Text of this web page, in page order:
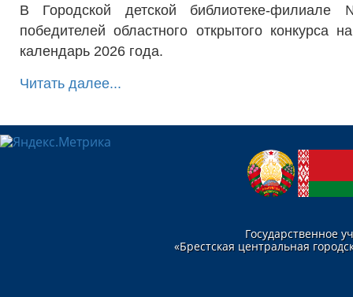
В Городской детской библиотеке-
победителей областного открытого конкурса
календарь 2026 года.
Читать далее...
Государственное
«Брестская центральная